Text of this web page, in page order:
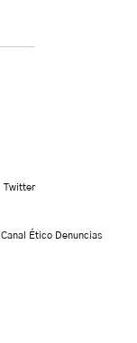
Twitter
Canal Ético Denuncias